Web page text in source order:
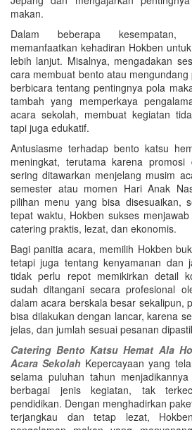
makan.
Dalam beberapa kesempatan,
memanfaatkan kehadiran Hokben
lebih lanjut. Misalnya, mengadakan
cara membuat bento atau
berbicara tentang pentingnya pola
tambah yang memperkaya
acara sekolah, membuat kegiatan
tapi juga edukatif.
Antusiasme terhadap bento katsu
meningkat, terutama karena
sering ditawarkan menjelang musim
semester atau momen Hari Anak
pilihan menu yang bisa disesuaikan,
tepat waktu, Hokben sukses
catering praktis, lezat, dan ekonomis.
Bagi panitia acara, memilih Hokben
tetapi juga tentang kenyamanan dan
tidak perlu repot memikirkan detail
sudah ditangani secara profesional
dalam acara berskala besar sekalipun,
bisa dilakukan dengan lancar, karena
jelas, dan jumlah sesuai pesanan
Catering Bento Katsu Hemat Ala
Acara Sekolah Kepercayaan yang
selama puluhan tahun
berbagai jenis kegiatan, tak
pendidikan. Dengan menghadirkan
terjangkau dan tetap lezat,